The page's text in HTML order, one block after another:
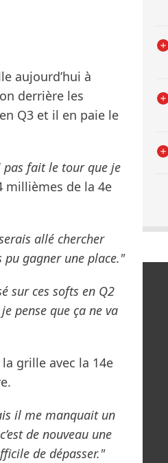
aujourd’hui à
derrière les
Q3 et il en paie le
pas fait le tour que je
millièmes de la 4e
allé chercher
pu gagner une place."
sur ces softs en Q2
pense que ça ne va
grille avec la 14e
il me manquait un
de nouveau une
de dépasser."